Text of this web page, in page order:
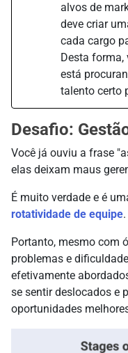
alvos de
deve criar
cada cargo
Desta forma,
está
talento certo
Desafio:
Você já ouviu a frase
elas deixam maus
É muito verdade e é
rotatividade de equipe.
Portanto, mesmo com
problemas e
efetivamente
se sentir deslocados e
oportunidades